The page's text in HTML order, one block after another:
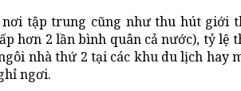
nơi tập trung cũng như thu hút giới
hơn 2 lần bình quân cả nước), tỷ
nhà thứ 2 tại các khu du lịch hay
ngơi.